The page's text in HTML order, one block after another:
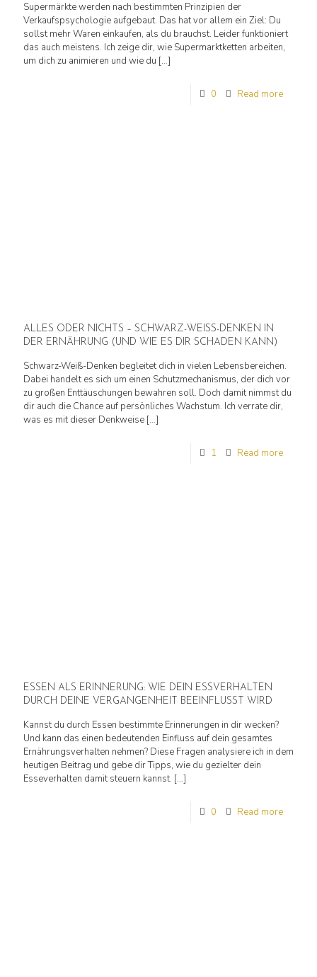
Supermärkte werden nach bestimmten Prinzipien der
Verkaufspsychologie aufgebaut. Das hat vor allem ein Ziel: Du
sollst mehr Waren einkaufen, als du brauchst. Leider funktioniert
das auch meistens. Ich zeige dir, wie Supermarktketten arbeiten,
um dich zu animieren und wie du […]
0 Read more
ALLES ODER NICHTS – SCHWARZ-WEISS-DENKEN IN
DER ERNÄHRUNG (UND WIE ES DIR SCHADEN KANN)
Schwarz-Weiß-Denken begleitet dich in vielen Lebensbereichen.
Dabei handelt es sich um einen Schutzmechanismus, der dich vor
zu großen Enttäuschungen bewahren soll. Doch damit nimmst du
dir auch die Chance auf persönliches Wachstum. Ich verrate dir,
was es mit dieser Denkweise […]
1 Read more
ESSEN ALS ERINNERUNG: WIE DEIN ESSVERHALTEN
DURCH DEINE VERGANGENHEIT BEEINFLUSST WIRD
Kannst du durch Essen bestimmte Erinnerungen in dir wecken?
Und kann das einen bedeutenden Einfluss auf dein gesamtes
Ernährungsverhalten nehmen? Diese Fragen analysiere ich in dem
heutigen Beitrag und gebe dir Tipps, wie du gezielter dein
Esseverhalten damit steuern kannst. […]
0 Read more